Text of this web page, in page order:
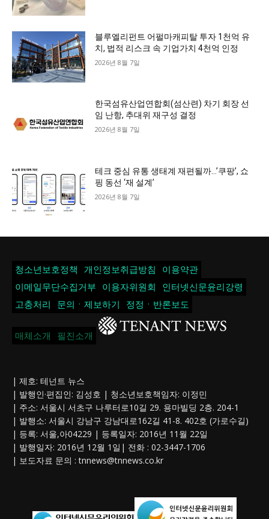
블루엘리펀트 어펄마캐피탈 투자 1천억 유
치, 법적 리스크 속 기업가치 4천억 인정
2026년 8월 7일
한국섬유산업연합회(섬산련) 차기 회장 선
임 난항, 추대위 재구성 결정
2026년 8월 7일
테크 중심 유통 생태계 재편될까…’쿠팡’, 쇼
핑 동선 ‘재 설계’
2026년 8월 7일
청소년보호정책 개인정보취급방침
이용약관
이메일무단수집거부
이용자위원회
인터넷신문윤리강령
고충처리
문의ㆍ제보하기 정정ㆍ반론보도
매체소개 필진소개
| 제호: 테넌트 뉴스
| 발행인·편집인: 김성호 | 청소년보호책임자: 이정민
| 주소: 서울시 서초구 나루터로10길 29. 용마빌딩 2층. 204-1
| 발행소: 서울시 강남구 강남대로162길 41-8. 402호 (가로수길)
| 등록: 서울,아04229 | 등록일자: 2016년 11월 22일
| 발행일자: 2016년 12월 1일| 전화 : 02-3447-1706
| 보도자료 문의 :tnnews@tnnews.co.kr